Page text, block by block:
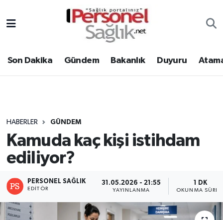
Son Dakika Gündem Bakanlık Duyuru
HABERLER GÜNDEM
Kamuda kaç kişi istihdam
ediliyor?
PERSONEL SAĞLIK
EDITÖR
31.05.2026 - 21:55
YAYINLANMA
1 DK
OKUNMA
Gündem
Atamalar
Mevzuat
Sendika
Kpss - Sınav
Nöbetçi Eczaneler
Hava Durumu
Tüm Manşetler
Son Dakika Haberleri
Haber Arşivi